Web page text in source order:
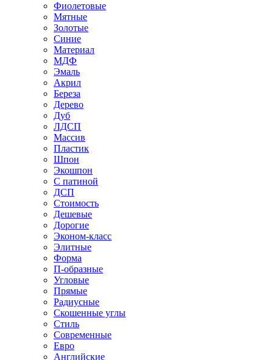
Фиолетовые
Мятные
Золотые
Синие
Материал
МДФ
Эмаль
Акрил
Береза
Дерево
Дуб
ЛДСП
Массив
Пластик
Шпон
Экошпон
С патиной
ДСП
Стоимость
Дешевые
Дорогие
Эконом-класс
Элитные
Форма
П-образные
Угловые
Прямые
Радиусные
Скошенные углы
Стиль
Современные
Евро
Английские